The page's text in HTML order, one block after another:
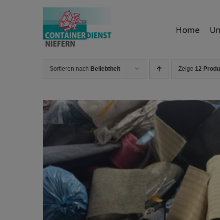
Home
Sortieren nach Beliebtheit Zeige 12